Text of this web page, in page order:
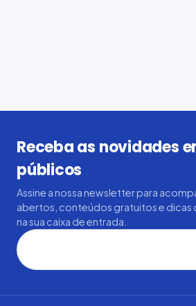
Receba as novidades
públicos
Assine a nossa newsletter para
abertos, conteúdos gratuitos e
na sua caixa de entrada.